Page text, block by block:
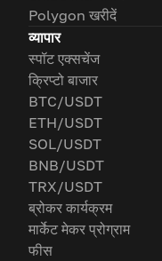
Polygon खरीदें
व्यापार
स्पॉट एक्सचेंज
क्रिप्टो बाजार
BTC/USDT
ETH/USDT
SOL/USDT
BNB/USDT
TRX/USDT
ब्रोकर कार्यक्रम
मार्केट मेकर प्रोग्राम
फीस